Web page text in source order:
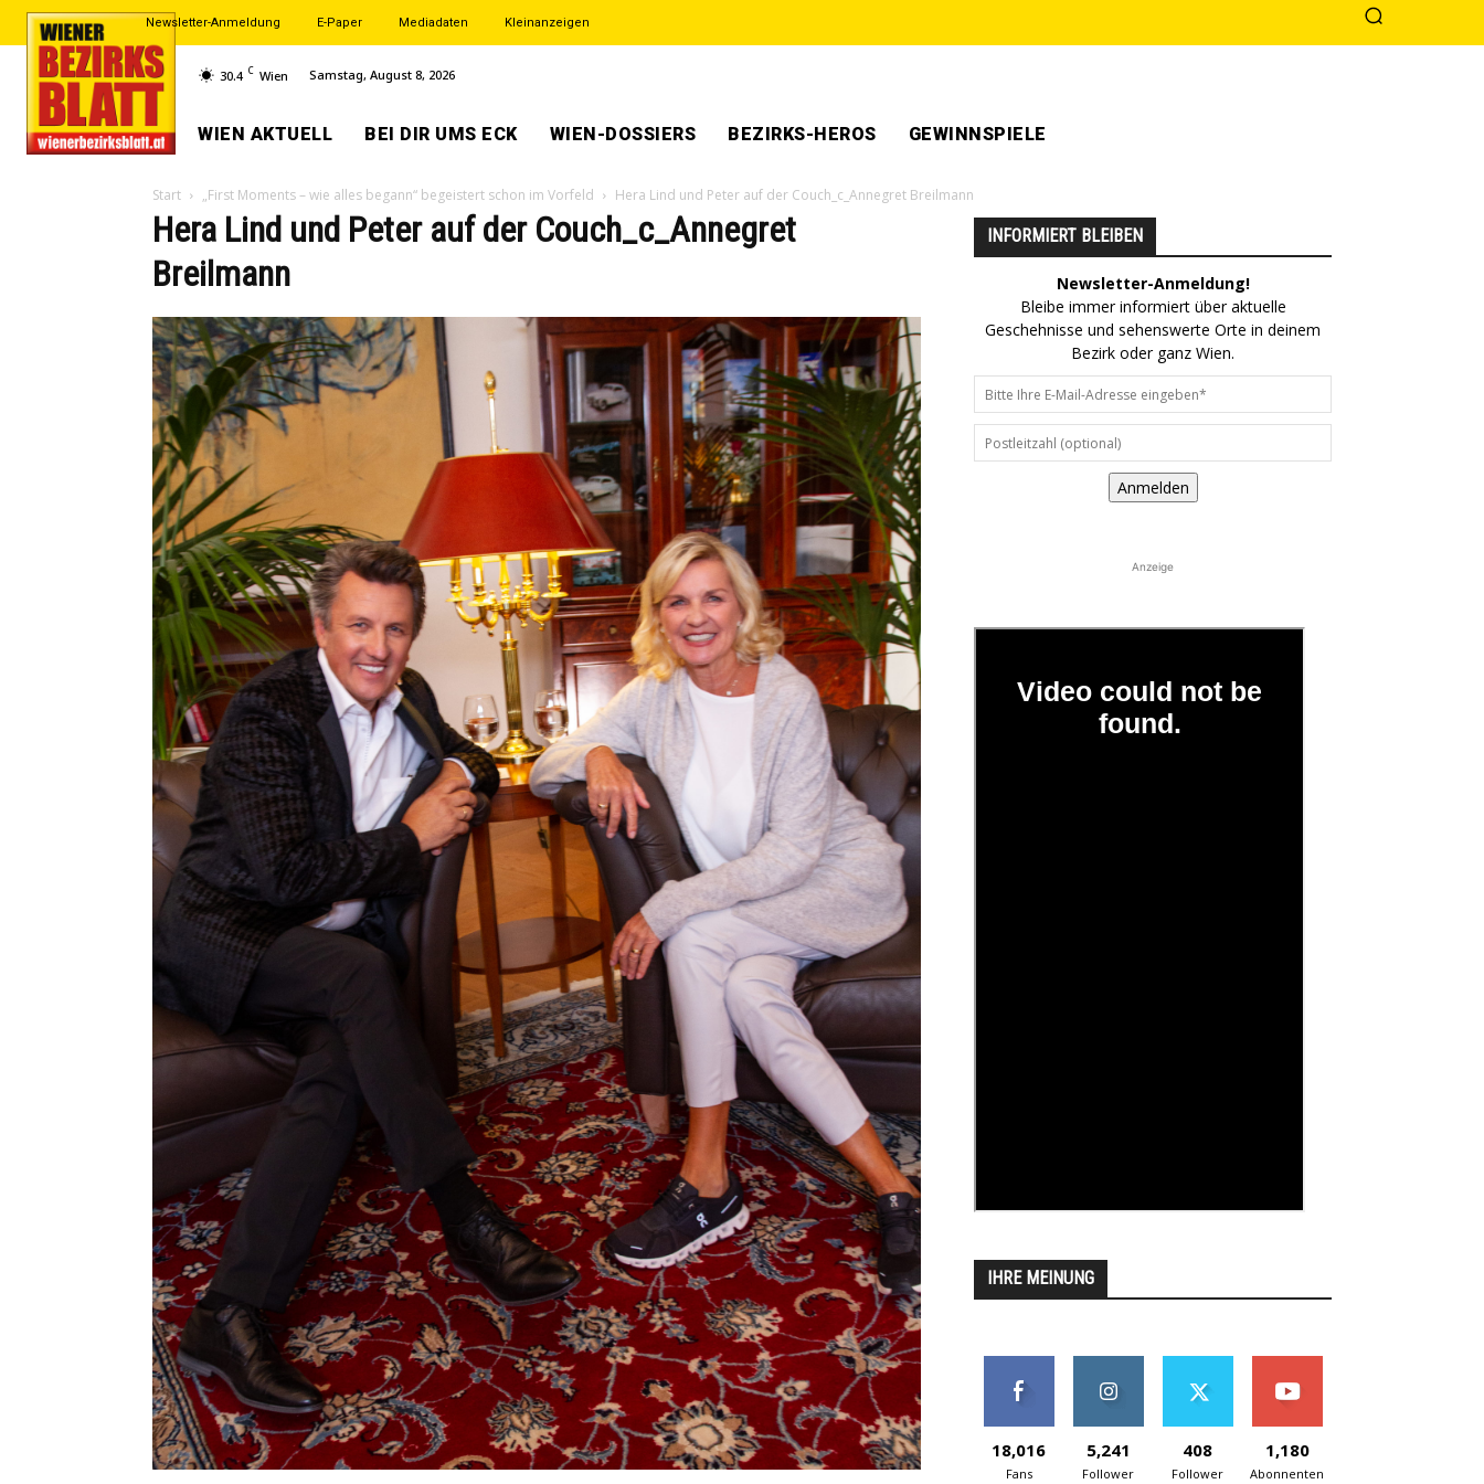
Newsletter-Anmeldung E-Paper Mediadaten Kleinanzeigen
30.4 C Wien Samstag, August 8, 2026
WIEN AKTUELL BEI DIR UMS ECK WIEN-DOSSIERS BEZIRKS-HEROS GEWINNSPIELE
Start „First Moments – wie alles begann“ begeistert schon im Vorfeld Hera Lind und Peter auf der Couch_c_Annegret Breilmann
Hera Lind und Peter auf der Couch_c_Annegret
Breilmann
INFORMIERT BLEIBEN
Newsletter-Anmeldung!
Bleibe immer informiert über aktuelle
Geschehnisse und sehenswerte Orte in deinem
Bezirk oder ganz Wien.
Anmelden
Anzeige
IHRE MEINUNG
18,016
Fans
5,241
Follower
408
Follower
1,180
Abonnenten